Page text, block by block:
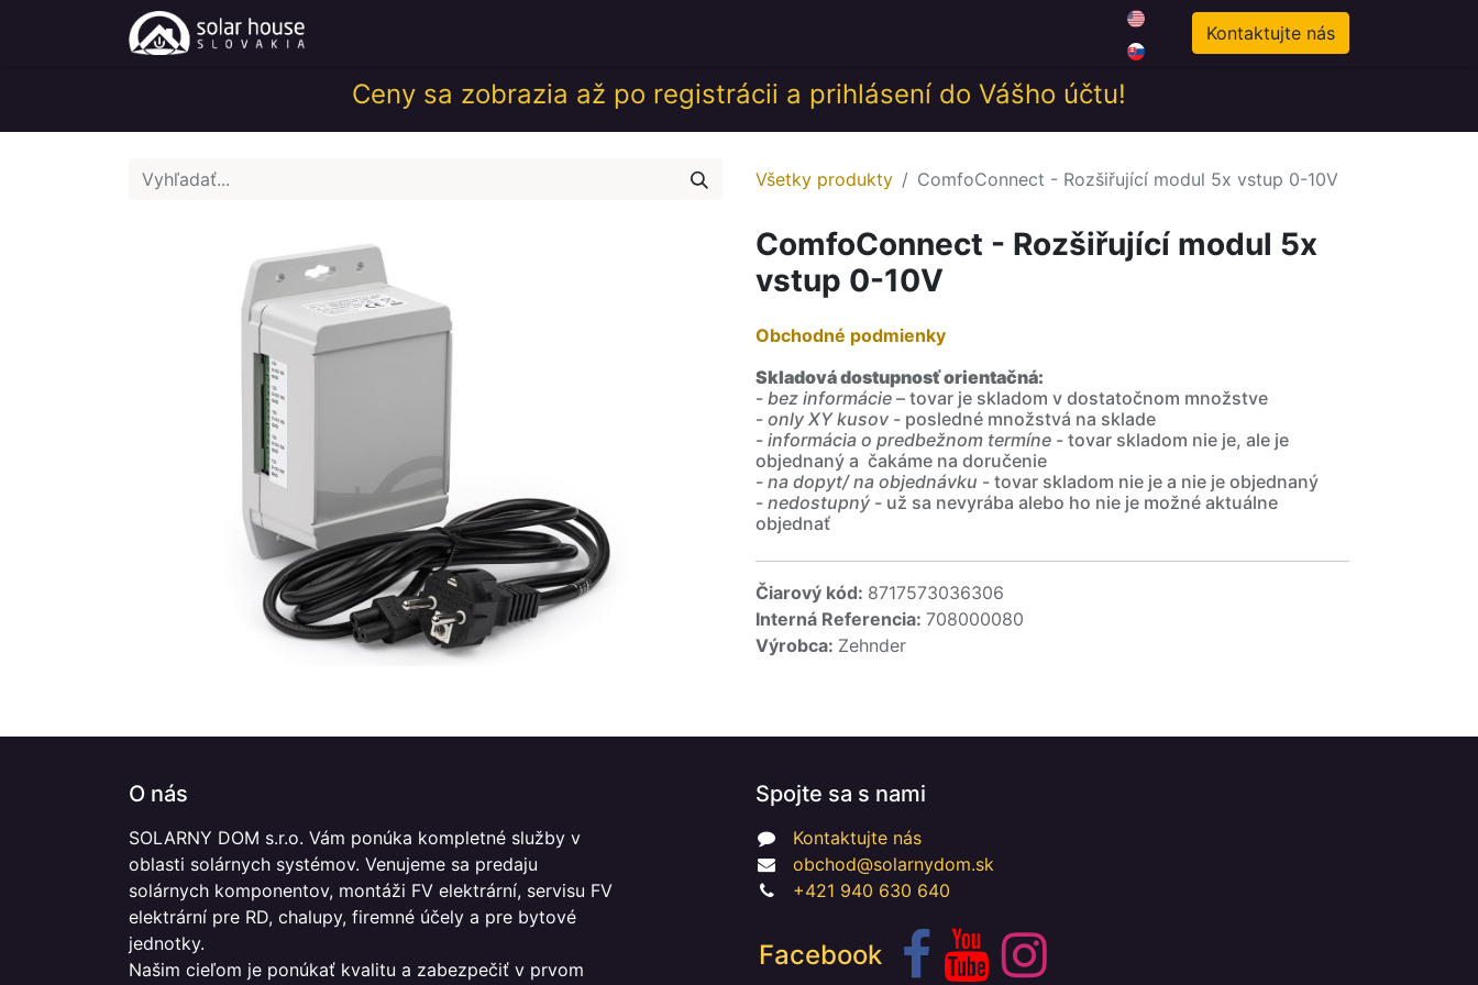
Novinky 0
Kontaktujte nás
Ceny sa zobrazia až po registrácii a prihlásení do Vášho účtu!
Všetky produkty ComfoConnect - Rozšiřující modul 5x vstup 0-10V
ComfoConnect - Rozšiřující modul 5x
vstup 0-10V
Obchodné podmienky
Skladová dostupnosť orientačná:
- bez informácie – tovar je skladom v dostatočnom množstve
- only XY kusov - posledné množstvá na sklade
- informácia o predbežnom termíne - tovar skladom nie je, ale je
objednaný a čakáme na doručenie
- na dopyt/ na objednávku - tovar skladom nie je a nie je objednaný
- nedostupný - už sa nevyrába alebo ho nie je možné aktuálne
objednať
Čiarový kód: 8717573036306
Interná Referencia: 708000080
Výrobca: Zehnder
O nás
SOLARNY DOM s.r.o. Vám ponúka kompletné služby v
oblasti solárnych systémov. Venujeme sa predaju
solárnych komponentov, montáži FV elektrární, servisu FV
elektrární pre RD, chalupy, firemné účely a pre bytové
jednotky.
Našim cieľom je ponúkať kvalitu a zabezpečiť v prvom
Spojte sa s nami
Kontaktujte nás
obchod@solarnydom.sk
+421 940 630 640
Facebook